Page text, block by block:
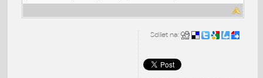
Sdílet na: